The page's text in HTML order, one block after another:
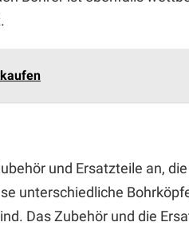
und Ersatzteile an,
unterschiedliche
Das Zubehör und die